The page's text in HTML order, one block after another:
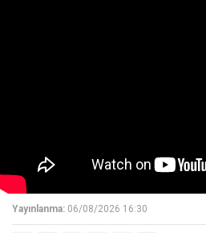
Yayınlanma: 06/08/2026 16:30